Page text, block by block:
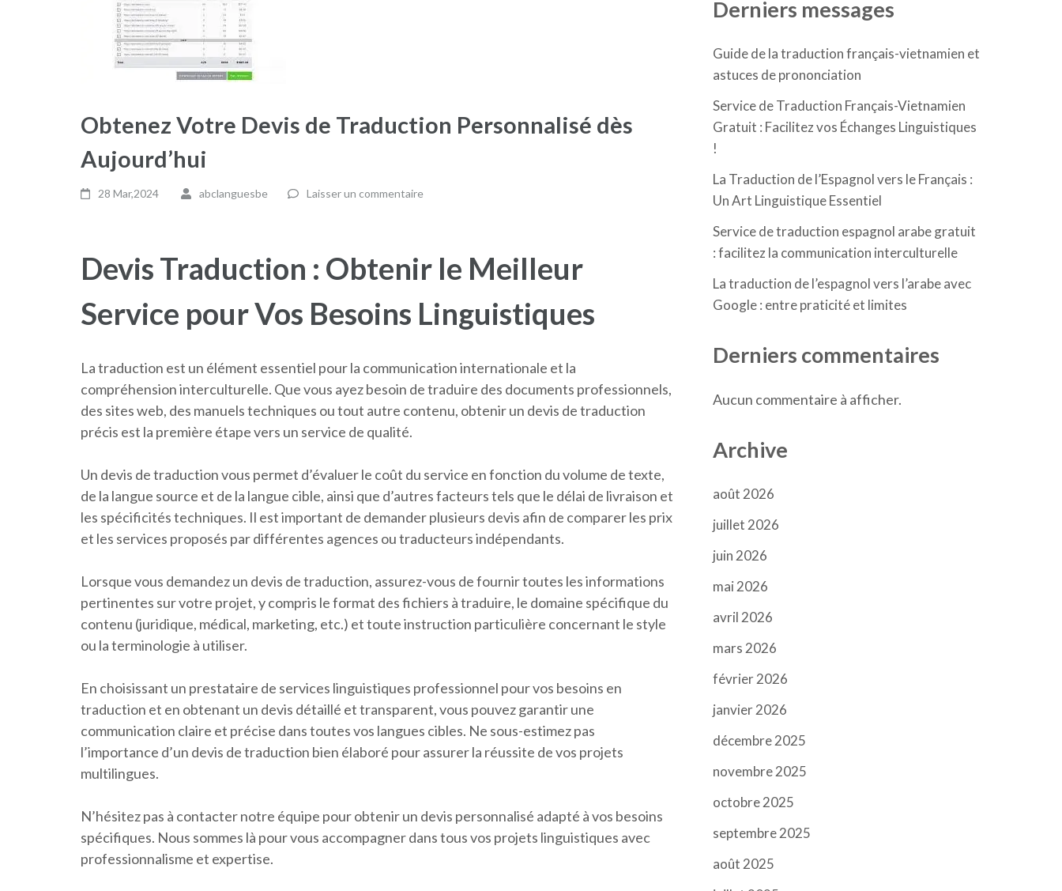
Obtenez Votre Devis de Traduction Personnalisé dès
Aujourd’hui
28 Mar,2024 abclanguesbe Laisser un commentaire
Devis Traduction : Obtenir le Meilleur
Service pour Vos Besoins Linguistiques
La traduction est un élément essentiel pour la communication internationale et la
compréhension interculturelle. Que vous ayez besoin de traduire des documents professionnels,
des sites web, des manuels techniques ou tout autre contenu, obtenir un devis de traduction
précis est la première étape vers un service de qualité.
Un devis de traduction vous permet d’évaluer le coût du service en fonction du volume de texte,
de la langue source et de la langue cible, ainsi que d’autres facteurs tels que le délai de livraison et
les spécificités techniques. Il est important de demander plusieurs devis afin de comparer les prix
et les services proposés par différentes agences ou traducteurs indépendants.
Lorsque vous demandez un devis de traduction, assurez-vous de fournir toutes les informations
pertinentes sur votre projet, y compris le format des fichiers à traduire, le domaine spécifique du
contenu (juridique, médical, marketing, etc.) et toute instruction particulière concernant le style
ou la terminologie à utiliser.
En choisissant un prestataire de services linguistiques professionnel pour vos besoins en
traduction et en obtenant un devis détaillé et transparent, vous pouvez garantir une
communication claire et précise dans toutes vos langues cibles. Ne sous-estimez pas
l’importance d’un devis de traduction bien élaboré pour assurer la réussite de vos projets
multilingues.
N’hésitez pas à contacter notre équipe pour obtenir un devis personnalisé adapté à vos besoins
spécifiques. Nous sommes là pour vous accompagner dans tous vos projets linguistiques avec
professionnalisme et expertise.
Derniers messages
Guide de la traduction français-vietnamien et
astuces de prononciation
Service de Traduction Français-Vietnamien
Gratuit : Facilitez vos Échanges Linguistiques
!
La Traduction de l’Espagnol vers le Français :
Un Art Linguistique Essentiel
Service de traduction espagnol arabe gratuit
: facilitez la communication interculturelle
La traduction de l’espagnol vers l’arabe avec
Google : entre praticité et limites
Derniers commentaires
Aucun commentaire à afficher.
Archive
août 2026
juillet 2026
juin 2026
mai 2026
avril 2026
mars 2026
février 2026
janvier 2026
décembre 2025
novembre 2025
octobre 2025
septembre 2025
août 2025